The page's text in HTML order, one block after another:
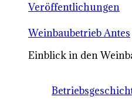
Veröffentlichungen
Weinbaubetrieb Antes
Einblick in den